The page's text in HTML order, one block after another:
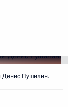
Денис Пушилин.